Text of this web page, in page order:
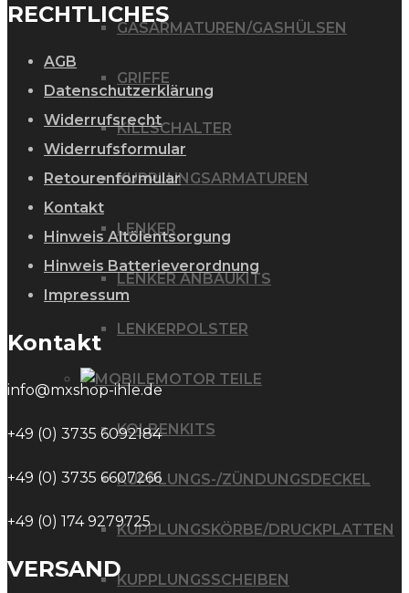
GASARMATUREN/GASHÜLSEN
GRIFFE
KILLSCHALTER
KUPPLUNGSARMATUREN
LENKER
LENKER ANBAUKITS
LENKERPOLSTER
MOTOR TEILE
KOLBENKITS
KUPPLUNGS-/ZÜNDUNGSDECKEL
KUPPLUNGSKÖRBE/DRUCKPLATTEN
KUPPLUNGSSCHEIBEN
RECHTLICHES
AGB
Datenschutzerklärung
Widerrufsrecht
Widerrufsformular
Retourenformular
Kontakt
Hinweis Altölentsorgung
Hinweis Batterieverordnung
Impressum
Kontakt
info@mxshop-ihle.de
+49 (0) 3735 6092184
+49 (0) 3735 6607266
+49 (0) 174 9279725
VERSAND